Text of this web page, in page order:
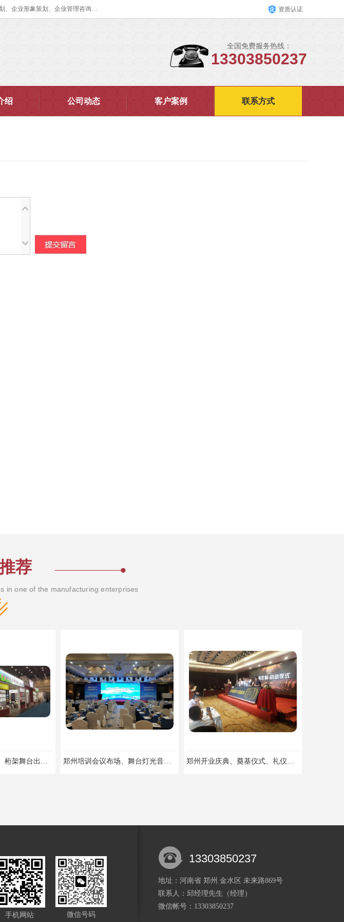
郑州道清文化传播有限公司成立于2015年，注册地位于郑州市管城区。经营范围包括会议及展览服务、庆典礼仪策划、企业形象策划、企业管理咨询、计算机图文设计、制作等。主要产品服务有：舞台桁架搭建，背景板搭建，灯光音响，雷亚舞台搭建、龙门架搭建、会议桌椅租赁、灯光音响租赁、空飘出租、气柱拱门租赁、喷绘写真制作、kt板制作。 资质认证
全国免费服务热线：
13303850237
绍 公司动态 客户案例 联系方式
荐
in one of the manufacturing enterprises
郑州桁架背景搭建、桁架舞台出租、会议签名墙搭建 郑州培训会议布场、舞台灯光音响LED屏、桁架舞台木质背板 郑州开业庆典、奠基仪式、礼仪庆典、活动策划执行
郑州桁架搭建：桁架背景板、桁架展台搭建、桁架喷绘签名墙、桁架背景展板 郑州背景搭建：桁架背景板、签名墙、签到墙、形象墙、舞台背景板
手机网站 微信号码
13303850237
地址：河南省 郑州 金水区 未来路869号
联系人：邱经理先生 （经理）
微信帐号：13303850237